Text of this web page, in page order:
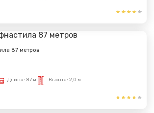
87 метров
Длина: 87 м Высота: 2,0 м